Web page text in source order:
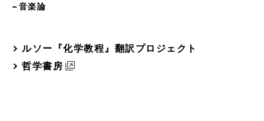
−音楽論
ルソー『化学教程』翻訳プロジェクト
哲学書房